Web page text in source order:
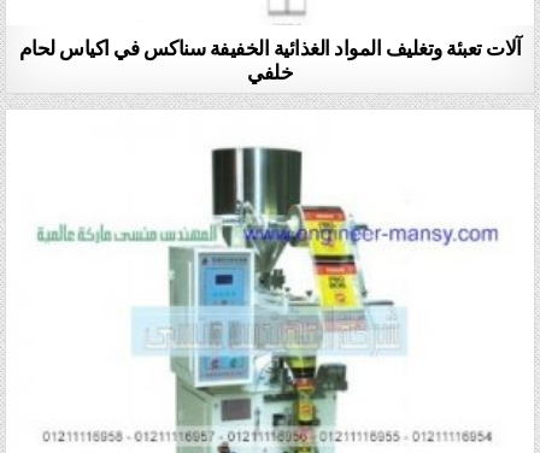
آلات تعبئة وتغليف المواد الغذائية الخفيفة سناكس في اكياس لحام
خلفي